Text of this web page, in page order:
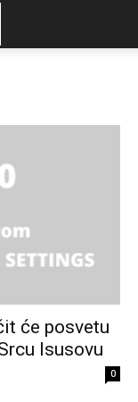
će posvetu
Isusovu
0